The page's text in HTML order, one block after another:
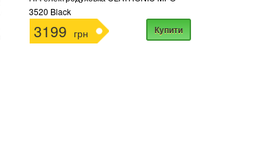
3520 Black
3199 грн Купити